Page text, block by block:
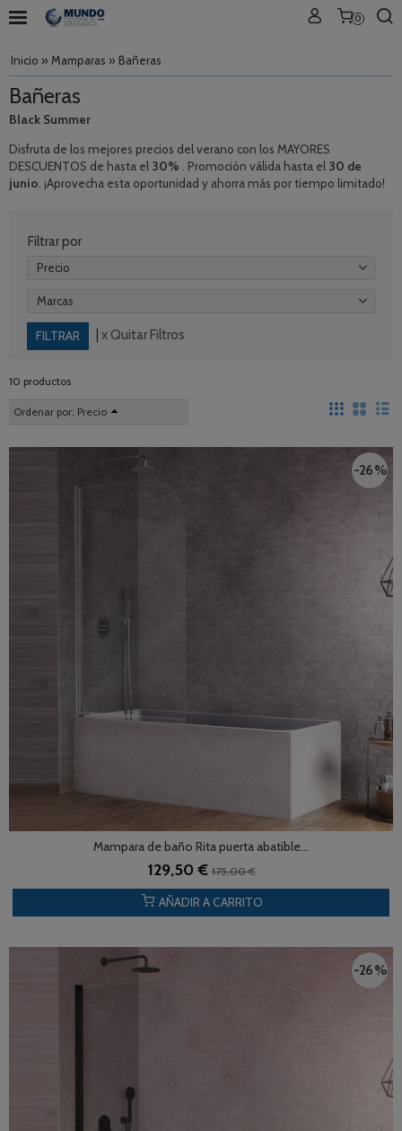
0
Inicio » Mamparas » Bañeras
Bañeras
Black Summer
Disfruta de los mejores precios del verano con los MAYORES
DESCUENTOS de hasta el 30% . Promoción válida hasta el 30 de
junio . ¡Aprovecha esta oportunidad y ahorra más por tiempo limitado!
Filtrar por
Precio
Marcas
x Quitar Filtros
10 productos
Ordenar por: Precio
-26 %
Mampara de baño Rita puerta abatible...
129,50 €175,00 €
AÑADIR A CARRITO
-26 %